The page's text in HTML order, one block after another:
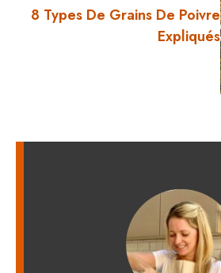
8 Types De Grains De Poivre
Expliqués